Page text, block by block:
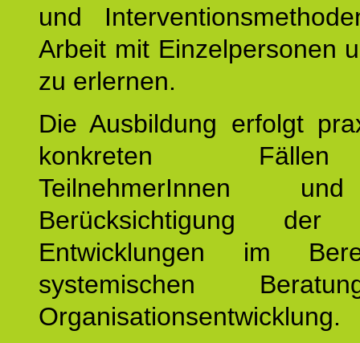
und
Arbeit mit Einzelpersonen
zu erlernen.
Die Ausbildung erfolgt
konkreten
TeilnehmerInnen
Berücksichtigung der
Entwicklungen im
systemischen
Organisationsentwicklung.